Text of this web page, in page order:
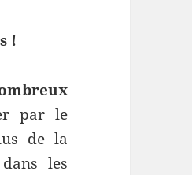
!
par le
de la
les